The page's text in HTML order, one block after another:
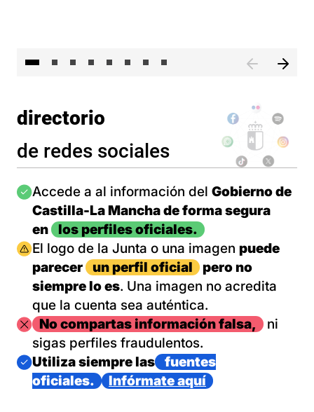
directorio
de redes sociales
Imagen
Accede a al información del Gobierno de
Castilla-La Mancha de forma segura
en
los perfiles oficiales.
Imagen
El logo de la Junta o una imagen puede
parecer
un perfil oficial
pero no
siempre lo es. Una imagen no acredita
que la cuenta sea auténtica.
ImagenNo compartas información falsa,
ni
sigas perfiles fraudulentos.
Imagen
Utiliza siempre las
fuentes
oficiales.
Infórmate aquí